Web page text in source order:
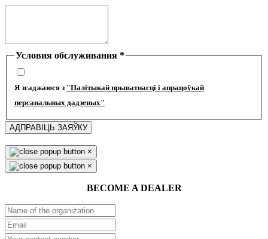
Условия обслуживания *
Я згаджаюся з "Палітыкай прыватнасці і апрацоўкай
персанальных дадзеных"
АДПРАВІЦЬ ЗАЯЎКУ
×
×
BECOME A DEALER